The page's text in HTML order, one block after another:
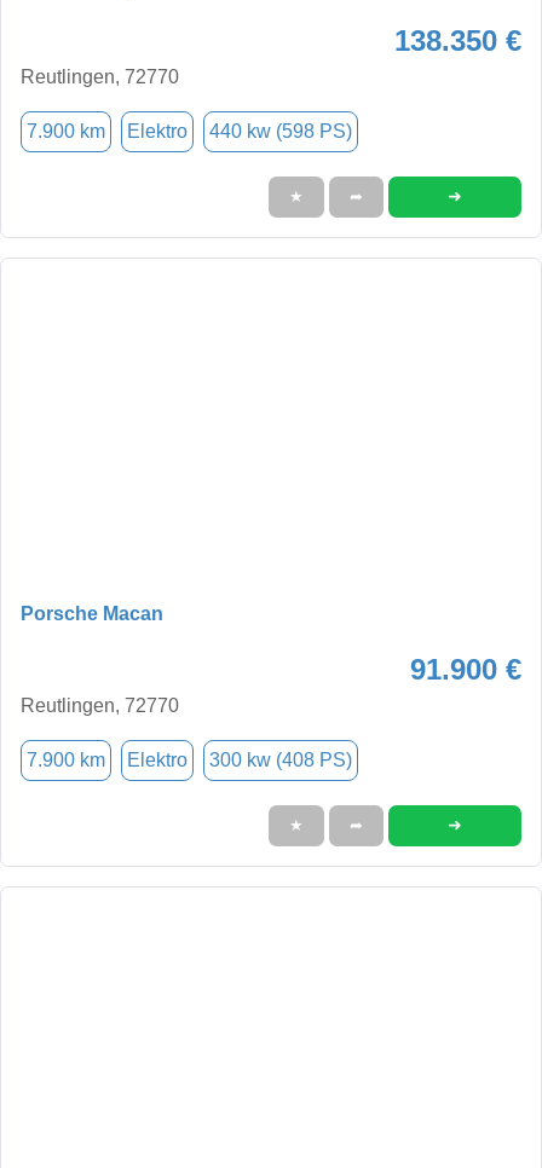
138.350 €
Reutlingen, 72770
7.900 km Elektro 440 kw (598 PS)
★ ➦ ➜
Porsche Macan
91.900 €
Reutlingen, 72770
7.900 km Elektro 300 kw (408 PS)
★ ➦ ➜